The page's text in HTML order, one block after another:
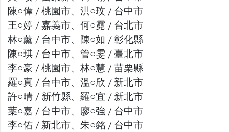
陳○偉 / 桃園市、洪○玟 / 台中市
王○婷 / 嘉義市、何○霓 / 台北市
林○薰 / 台中市、陳○如 / 彰化縣
陳○琪 / 台中市、管○雯 / 臺北市
李○豪 / 桃園市、林○慧 / 苗栗縣
羅○真 / 台中市、溫○欣 / 新北市
許○晴 / 新竹縣、羅○宜 / 新北市
葉○嘉 / 台中市、廖○強 / 台中市
李○佑 / 新北市、朱○銘 / 台中市